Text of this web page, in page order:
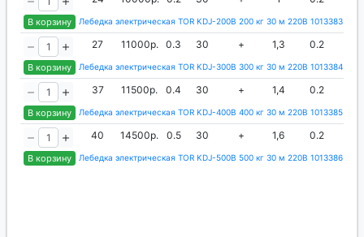
В корзину Лебедка электрическая TOR KDJ-200B 200 кг 30 м 220В 1013383
В корзину
27 11000р. 0.3 30 + 1,3 0.2
Лебедка электрическая TOR KDJ-300B 300 кг 30 м 220В 1013384
В корзину
37 11500р. 0.4 30 + 1,4 0.2
Лебедка электрическая TOR KDJ-400B 400 кг 30 м 220В 1013385
В корзину
40 14500р. 0.5 30 + 1,6 0.2
Лебедка электрическая TOR KDJ-500B 500 кг 30 м 220В 1013386